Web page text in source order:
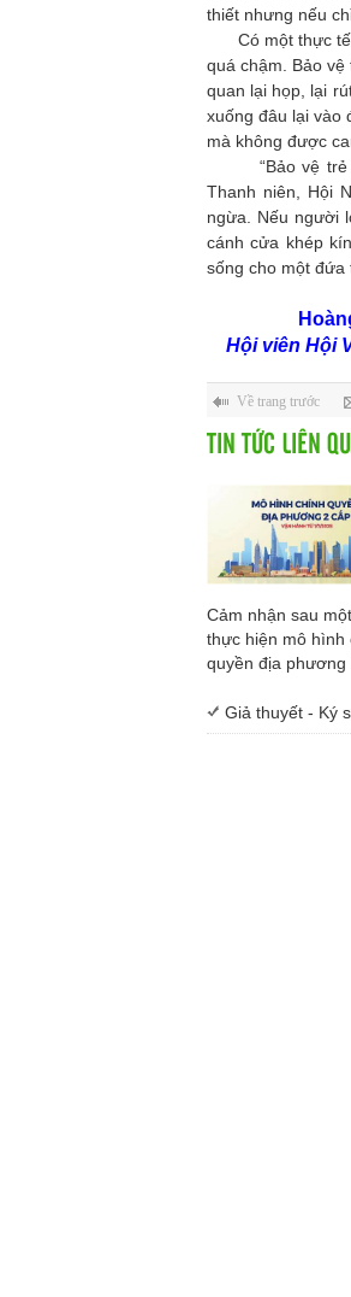
thiết nhưng nếu
Có một thực tế
quá chậm. Bảo
quan lại họp, lại
xuống đâu lại vào
mà không được
“Bảo vệ trẻ
Thanh niên, Hội
ngừa. Nếu người
cánh cửa khép
sống cho một đứa
Hội viên Hội
Về trang trước
TIN TỨC LIÊN
Cảm nhận sau
thực hiện mô hình
quyền địa phương
Giả thuyết - Ký